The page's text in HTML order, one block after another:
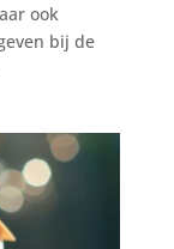
ook
bij de